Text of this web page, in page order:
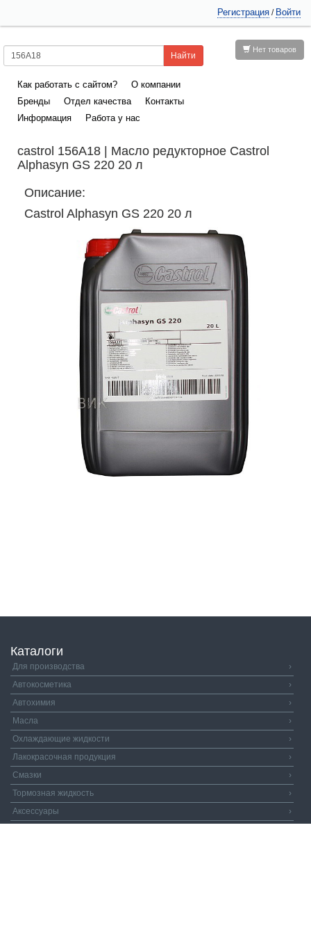
Регистрация / Войти
Нет товаров
Как работать с сайтом?
О компании
Бренды
Отдел качества
Контакты
Информация
Работа у нас
castrol 156A18 | Масло редукторное Castrol
Alphasyn GS 220 20 л
Описание:
Castrol Alphasyn GS 220 20 л
Каталоги
Для производства
›
Автокосметика
›
Автохимия
›
Масла
›
Охлаждающие жидкости
›
Лакокрасочная продукция
›
Смазки
›
Тормозная жидкость
›
Аксессуары
›